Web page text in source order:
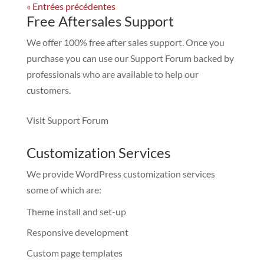
« Entrées précédentes
Free Aftersales Support
We offer 100% free after sales support. Once you
purchase you can use ourSupport Forumbacked by
professionals who are available to help our
customers.
Visit Support Forum
Customization Services
We provide WordPress customization services
some of which are:
Theme install and set-up
Responsive development
Custom page templates